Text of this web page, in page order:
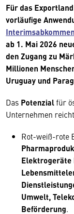
Für das
vorläufige
ab 1. Mai 2026
den Zugang zu
Millionen
Uruguay und
Das Potenzialfür
Unternehmen reicht
Rot-weiß-rote
Elektrogeräte
Umwelt,
Beförderung.